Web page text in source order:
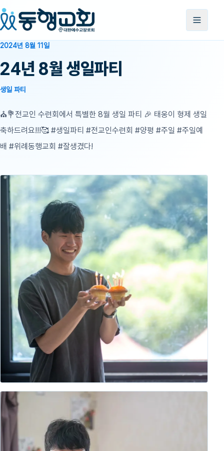
2024년 8월 11일
24년 8월 생일파티
생일 파티
⛪💐전교인 수련회에서 특별한 8월 생일 파티 🎉 태웅이 형제 생일
축하드려요!!!🥰 #생일파티 #전교인수련회 #양평 #주일 #주일예
배 #위례동행교회 #잘생겼다!